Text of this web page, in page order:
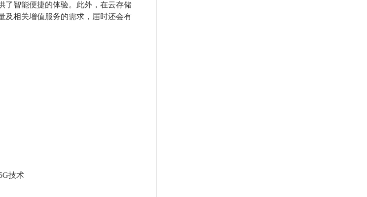
了智能便捷的体验。此外，在云存储
及相关增值服务的需求，届时还会有
技术